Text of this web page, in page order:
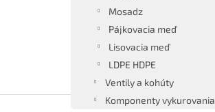
Mosadz
Pájkovacia meď
Lisovacia meď
LDPE HDPE
Ventily a kohúty
Komponenty vykurovania